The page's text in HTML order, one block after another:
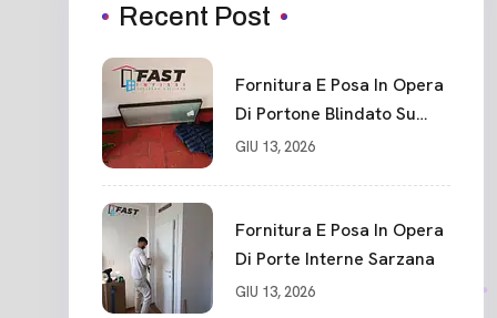
Recent Post
Fornitura E Posa In Opera
Di Portone Blindato Su
Misura In PVC, Panello
Punti La Spezia
GIU 13, 2026
Fornitura E Posa In Opera
Di Porte Interne Sarzana
GIU 13, 2026